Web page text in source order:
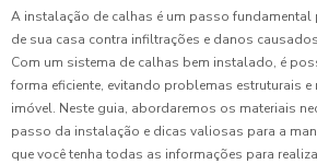
A instalação de calhas é um passo fundamental
de sua casa contra infiltrações e danos
Com um sistema de calhas bem instalado, é
forma eficiente, evitando problemas estruturais
imóvel. Neste guia, abordaremos os materiais
passo da instalação e dicas valiosas para a
que você tenha todas as informações para